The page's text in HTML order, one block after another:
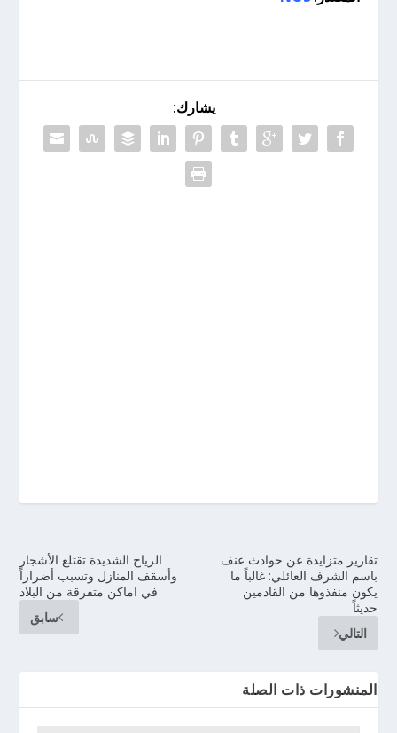
يشارك:
الرياح الشديدة تقتلع الأشجار
وأسقف المنازل وتسبب أضراراً
في اماكن متفرقة من البلاد
سابق
تقارير متزايدة عن حوادث عنف
باسم الشرف العائلي: غالباً ما
يكون منفذوها من القادمين
حديثاً
التالي
المنشورات ذات الصلة